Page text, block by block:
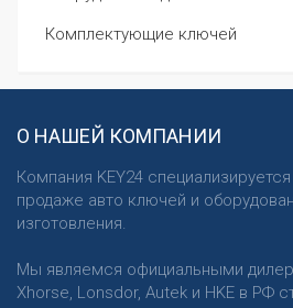
Комплектующие ключей
О НАШЕЙ КОМПАНИИ
Компания KEY24
продаже авто ключей и
изготовления.
Мы являемся официальными
Xhorse, Lonsdor, Autek и HKE в РФ